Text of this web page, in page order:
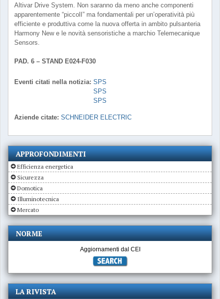
Altivar Drive System. Non saranno da meno anche componenti
apparentemente “piccolI” ma fondamentali per un’operatività più
efficiente e produttiva come la nuova offerta in ambito pulsanteria
Harmony New e le novità sensoristiche a marchio Telemecanique
Sensors.
PAD. 6 – STAND E024-F030
Eventi citati nella notizia: SPS
SPS
SPS
Aziende citate: SCHNEIDER ELECTRIC
APPROFONDIMENTI
Efficienza energetica
Sicurezza
Domotica
Illuminotecnica
Mercato
NORME
Aggiornamenti dal CEI
LA RIVISTA